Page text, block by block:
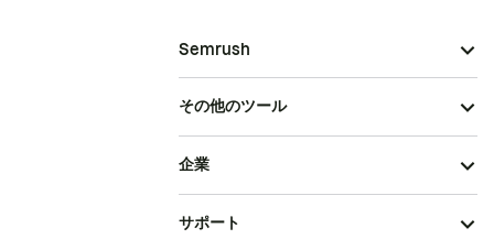
Semrush
その他のツール
企業
サポート